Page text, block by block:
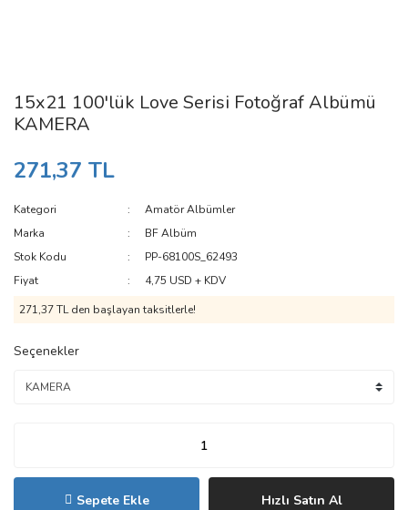
15x21 100'lük Love Serisi Fotoğraf Albümü
KAMERA
271,37 TL
Kategori
Amatör Albümler
Marka
BF Albüm
Stok Kodu
PP-68100S_62493
Fiyat
4,75 USD + KDV
271,37 TL den başlayan taksitlerle!
Seçenekler
Sepete Ekle Hızlı Satın Al